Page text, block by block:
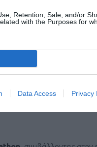
Retention, Sale, and/or
with the Purposes for
Data Access Privacy
, ηΠεριφέρεια Νοτίου
από το
υπό την αιγίδα της
Θρησκευμάτων
με την πιστοποίηση του